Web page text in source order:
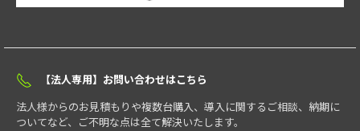
【法人専用】お問い合わせはこちら
法人様からのお見積もりや複数台購入、導入に関するご相談、納期に
ついてなど、ご不明な点は全て解決いたします。